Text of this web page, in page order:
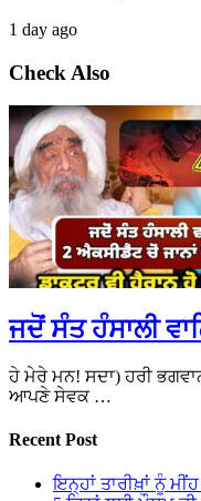
1 day ago
Check Also
ਜਦੋਂ ਸੰਤ ਹੰਸਾਲੀ
ਹੇ ਮੇਰੇ ਮਨ! ਸਦਾ) ਹਰੀ
ਆਪਣੇ ਸੇਵਕ …
Recent Post
ਇਨ੍ਹਾਂ ਤਾਰੀਖ਼ਾਂ ਨੂੰ